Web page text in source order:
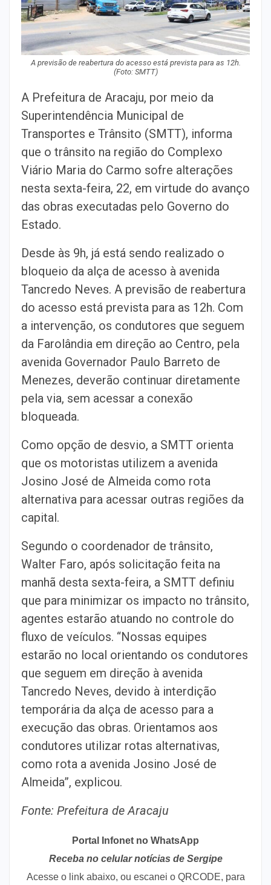
A previsão de reabertura do acesso está prevista para as 12h.
(Foto: SMTT)
A Prefeitura de Aracaju, por meio da
Superintendência Municipal de
Transportes e Trânsito (SMTT), informa
que o trânsito na região do Complexo
Viário Maria do Carmo sofre alterações
nesta sexta-feira, 22, em virtude do avanço
das obras executadas pelo Governo do
Estado.
Desde às 9h, já está sendo realizado o
bloqueio da alça de acesso à avenida
Tancredo Neves. A previsão de reabertura
do acesso está prevista para as 12h. Com
a intervenção, os condutores que seguem
da Farolândia em direção ao Centro, pela
avenida Governador Paulo Barreto de
Menezes, deverão continuar diretamente
pela via, sem acessar a conexão
bloqueada.
Como opção de desvio, a SMTT orienta
que os motoristas utilizem a avenida
Josino José de Almeida como rota
alternativa para acessar outras regiões da
capital.
Segundo o coordenador de trânsito,
Walter Faro, após solicitação feita na
manhã desta sexta-feira, a SMTT definiu
que para minimizar os impacto no trânsito,
agentes estarão atuando no controle do
fluxo de veículos. “Nossas equipes
estarão no local orientando os condutores
que seguem em direção à avenida
Tancredo Neves, devido à interdição
temporária da alça de acesso para a
execução das obras. Orientamos aos
condutores utilizar rotas alternativas,
como rota a avenida Josino José de
Almeida”, explicou.
Fonte: Prefeitura de Aracaju
Portal Infonet no WhatsApp
Receba no celular notícias de Sergipe
Acesse o link abaixo, ou escanei o QRCODE, para